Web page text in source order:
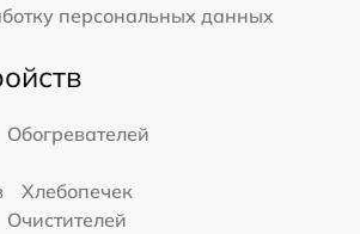
персональных данных
Обогревателей
Хлебопечек
Очистителей